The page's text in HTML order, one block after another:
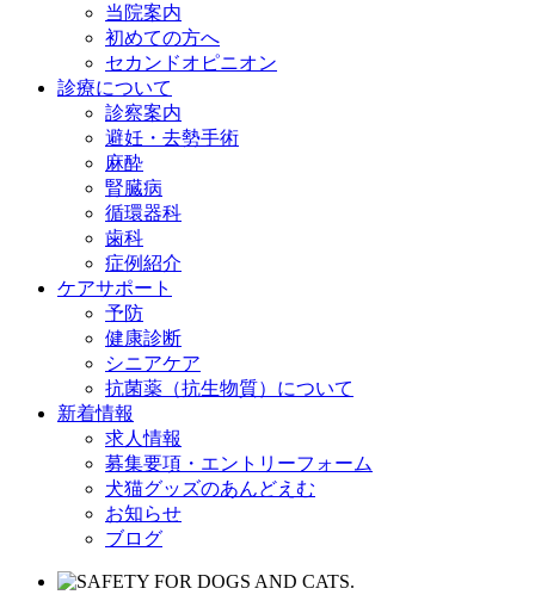
当院案内
初めての方へ
セカンドオピニオン
診療について
診察案内
避妊・去勢手術
麻酔
腎臓病
循環器科
歯科
症例紹介
ケアサポート
予防
健康診断
シニアケア
抗菌薬（抗生物質）について
新着情報
求人情報
募集要項・エントリーフォーム
犬猫グッズのあんどえむ
お知らせ
ブログ